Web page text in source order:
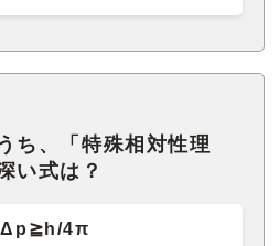
ち、「特殊相対性理
い式は？
4π